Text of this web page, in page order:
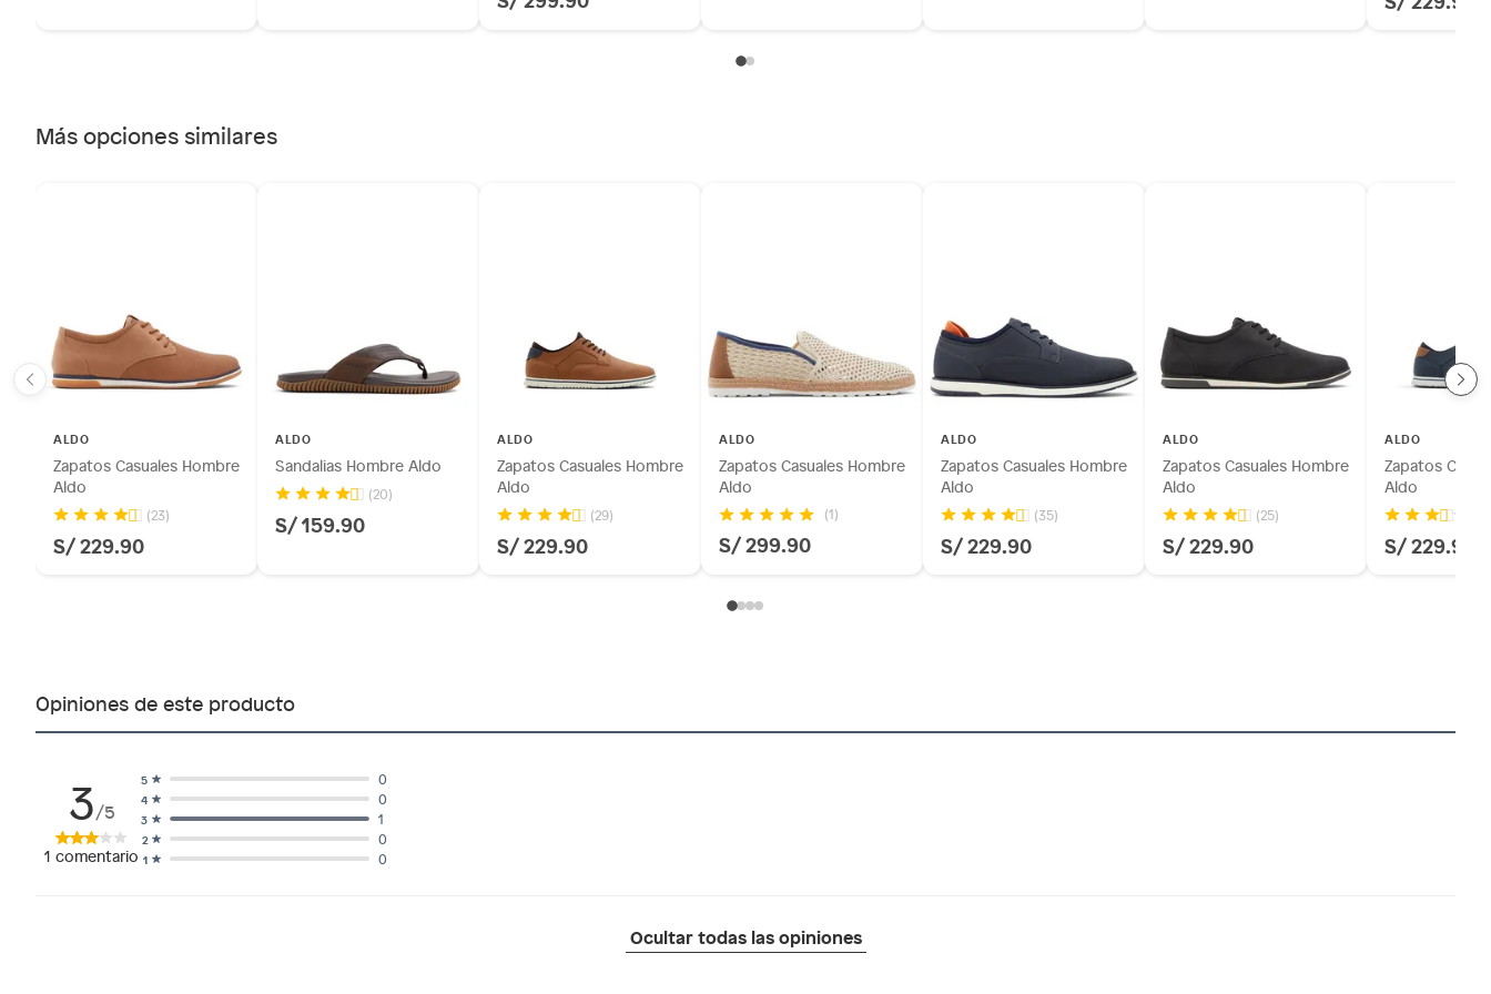
Más opciones similares
ALDO
Zapatos Casuales Hombre
Aldo
(23)
S/ 229.90
ALDO
Sandalias Hombre Aldo
(20)
S/ 159.90
ALDO
Zapatos Casuales Hombre
Aldo
(29)
S/ 229.90
ALDO
Zapatos Casuales Hombre
Aldo
(1)
S/ 299.90
ALDO
Zapatos Casuales Hombre
Aldo
(35)
S/ 229.90
ALDO
Zapatos Casuales Hombre
Aldo
(25)
S/ 229.90
ALDO
Zapatos
Aldo
S/ 229.90
Opiniones de este producto
3/5
1 comentario 1 0
2 0
3 1
4 0
5 0
Ocultar todas las opiniones